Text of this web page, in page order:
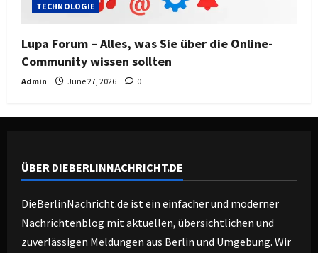
TECHNOLOGIE
Lupa Forum – Alles, was Sie über die Online-
Community wissen sollten
Admin June 27, 2026 0
ÜBER DIEBERLINNACHRICHT.DE
DieBerlinNachricht.de ist ein einfacher und moderner
Nachrichtenblog mit aktuellen, übersichtlichen und
zuverlässigen Meldungen aus Berlin und Umgebung. Wir